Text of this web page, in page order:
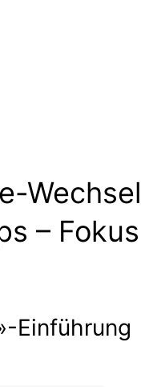
–
Einführung